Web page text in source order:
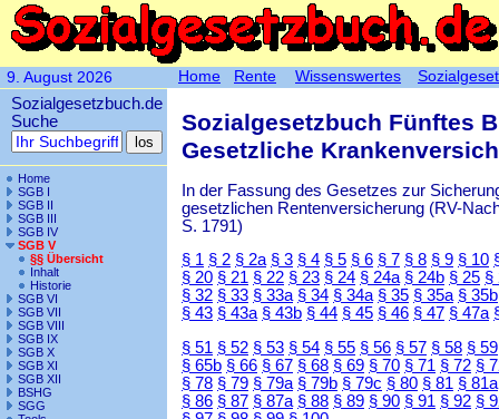
9. August 2026
Sozialgesetzbuch.de
Suche
Home
SGB I
SGB II
SGB III
SGB IV
SGB V
§§ Übersicht
Inhalt
Historie
SGB VI
SGB VII
SGB VIII
SGB IX
SGB X
SGB XI
SGB XII
BSHG
SGG
Sozialgesetzbuch Fünftes
Gesetzliche
In der Fassung des Gesetzes zur
gesetzlichen Rentenversicherung (RV-
S. 1791)
§ 1 § 2 § 2a § 3 § 4 § 5 § 6 § 7 § 8 § 9 § 10
§ 20 § 21 § 22 § 23 § 24 § 24a § 24b § 25 §
§ 32 § 33 § 33a § 34 § 34a § 35 § 35a § 35b
§ 43 § 43a § 43b § 44 § 45 § 46 § 47 § 47a
§ 51 § 52 § 53 § 54 § 55 § 56 § 57 § 58 § 59
§ 65b § 66 § 67 § 68 § 69 § 70 § 71 § 72 §
§ 78 § 79 § 79a § 79b § 79c § 80 § 81 § 81a
§ 86 § 87 § 87a § 88 § 89 § 90 § 91 § 92 §
Home Rente Wissenswertes